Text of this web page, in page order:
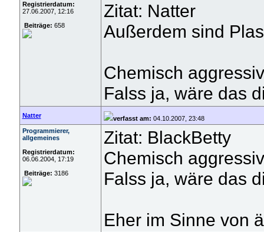
Registrierdatum:
27.06.2007, 12:16
Beiträge: 658
Zitat: Natter
Außerdem sind
Chemisch
Falss ja, wäre das
Natter verfasst am: 04.10.2007, 23:48
Programmierer,
allgemeines
Registrierdatum:
06.06.2004, 17:19
Beiträge: 3186
Zitat: BlackBetty
Chemisch
Falss ja, wäre das
Eher im Sinne von